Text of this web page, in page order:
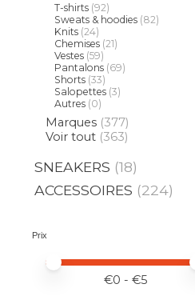
T-shirts (92)
Sweats & hoodies (82)
Knits (24)
Chemises (21)
Vestes (59)
Pantalons (69)
Shorts (33)
Salopettes (3)
Autres (0)
Marques (377)
Voir tout (363)
SNEAKERS (18)
ACCESSOIRES (224)
Prix
Prix minimum
Price maximum value
€0 - €5